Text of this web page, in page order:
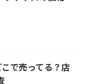
で売ってる？店